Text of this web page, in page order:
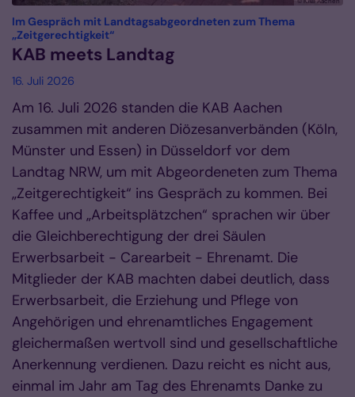
Im Gespräch mit Landtagsabgeordneten zum Thema
„Zeitgerechtigkeit“:
KAB meets Landtag
16. Juli 2026
Am 16. Juli 2026 standen die KAB Aachen
zusammen mit anderen Diözesanverbänden (Köln,
Münster und Essen) in Düsseldorf vor dem
Landtag NRW, um mit Abgeordeneten zum Thema
„Zeitgerechtigkeit“ ins Gespräch zu kommen. Bei
Kaffee und „Arbeitsplätzchen“ sprachen wir über
die Gleichberechtigung der drei Säulen
Erwerbsarbeit - Carearbeit - Ehrenamt. Die
Mitglieder der KAB machten dabei deutlich, dass
Erwerbsarbeit, die Erziehung und Pflege von
Angehörigen und ehrenamtliches Engagement
gleichermaßen wertvoll sind und gesellschaftliche
Anerkennung verdienen. Dazu reicht es nicht aus,
einmal im Jahr am Tag des Ehrenamts Danke zu